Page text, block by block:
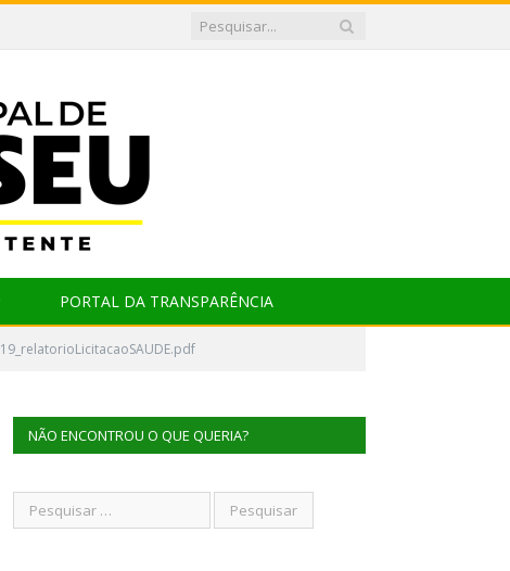
PORTAL DA TRANSPARÊNCIA
19_relatorioLicitacaoSAUDE.pdf
NÃO ENCONTROU O QUE QUERIA?